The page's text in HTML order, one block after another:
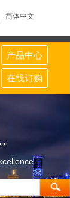
简体中文
产品中心
在线订购